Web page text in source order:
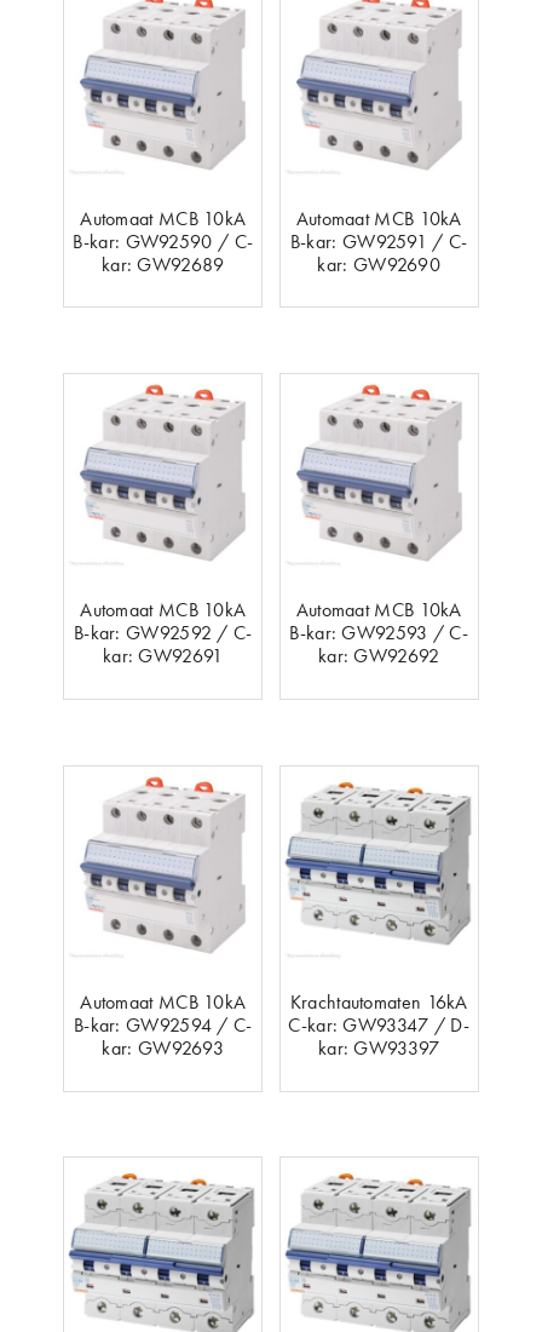
Automaat MCB 10kA
B-kar: GW92590 / C-
kar: GW92689
Automaat MCB 10kA
B-kar: GW92591 / C-
kar: GW92690
Automaat MCB 10kA
B-kar: GW92592 / C-
kar: GW92691
Automaat MCB 10kA
B-kar: GW92593 / C-
kar: GW92692
Automaat MCB 10kA
B-kar: GW92594 / C-
kar: GW92693
Krachtautomaten 16kA
C-kar: GW93347 / D-
kar: GW93397